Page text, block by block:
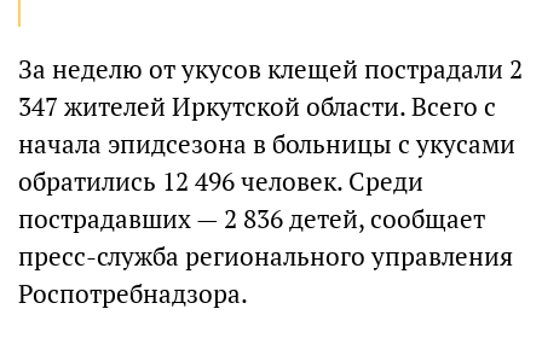
За неделю от укусов клещей пострадали 2
347 жителей Иркутской области. Всего с
начала эпидсезона в больницы с укусами
обратились 12 496 человек. Среди
пострадавших — 2 836 детей, сообщает
пресс-служба регионального управления
Роспотребнадзора.